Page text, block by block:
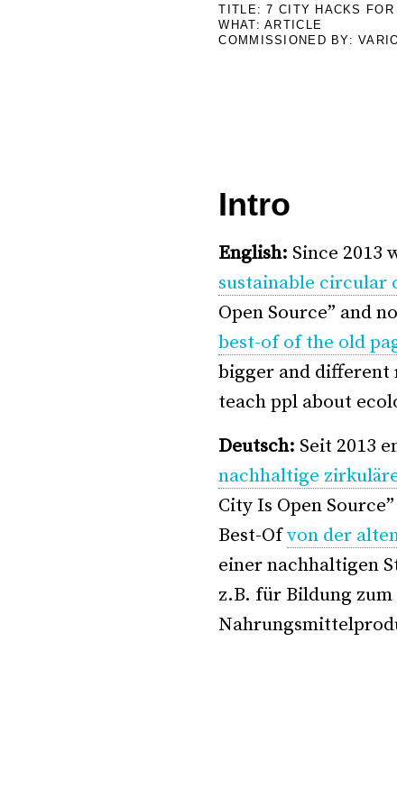
TITLE: 7 CITY HACKS
WHAT: ARTICLE
COMMISSIONED BY:
Intro
English: Since 2013
sustainable circular
Open Source” and
best-of of the old
bigger and
teach ppl about
Deutsch: Seit 2013
nachhaltige
City Is Open
Best-Ofvon der
einer nachhaltigen
z.B. für Bildung